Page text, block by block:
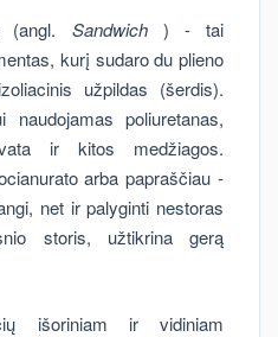
(angl. Sandwich) - tai
kurį sudaro du plieno
užpildas (šerdis).
naudojamas poliuretanas,
ir kitos medžiagos.
arba papraščiau -
net ir palyginti nestoras
storis, užtikrina gerą
išoriniam ir vidiniam